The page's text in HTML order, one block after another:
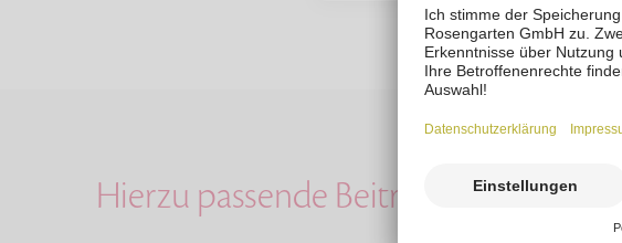
Hierzu passende Beiträge